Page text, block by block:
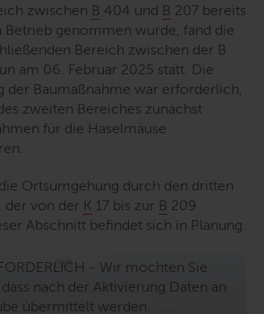
zwischen B 404 und B 207 bereits
Betrieb genommen wurde, fand die
Bereich zwischen der B
am 06. Februar 2025 statt. Die
der Baumaßnahme war erforderlich,
zweiten Bereiches zunächst
für die Haselmäuse
Ortsumgehung durch den dritten
der von der K 17 bis zur B 209
Abschnitt befindet sich in Planung.
- Wir möchten Sie
nach der Aktivierung Daten an
übermittelt werden.